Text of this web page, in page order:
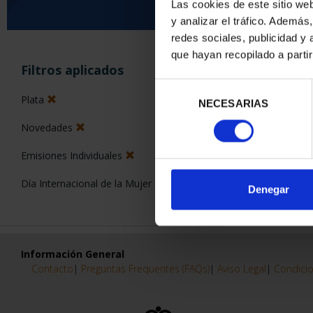
Las cookies de este sitio
y analizar el tráfico.
redes sociales, publicidad y
que hayan recopilado a
consentimiento
NECESARIAS
Denegar
Filtros aplicados
Plata
Novedades
Emisiones Individuales
Día Internacional de la Mujer
0 Productos
Información General
Contacto | Preguntas Frequentes (FAQs)| Aviso Legal |